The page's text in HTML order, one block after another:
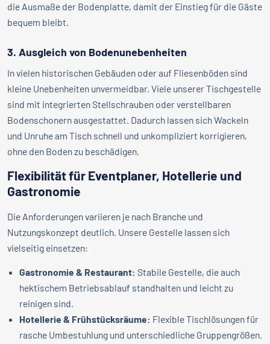
die Ausmaße der Bodenplatte, damit der Einstieg für die Gäste
bequem bleibt.
3. Ausgleich von Bodenunebenheiten
In vielen historischen Gebäuden oder auf Fliesenböden sind
kleine Unebenheiten unvermeidbar. Viele unserer Tischgestelle
sind mit integrierten Stellschrauben oder verstellbaren
Bodenschonern ausgestattet. Dadurch lassen sich Wackeln
und Unruhe am Tisch schnell und unkompliziert korrigieren,
ohne den Boden zu beschädigen.
Flexibilität für Eventplaner, Hotellerie und
Gastronomie
Die Anforderungen variieren je nach Branche und
Nutzungskonzept deutlich. Unsere Gestelle lassen sich
vielseitig einsetzen:
Gastronomie & Restaurant: Stabile Gestelle, die auch
hektischem Betriebsablauf standhalten und leicht zu
reinigen sind.
Hotellerie & Frühstücksräume: Flexible Tischlösungen für
rasche Umbestuhlung und unterschiedliche Gruppengrößen.